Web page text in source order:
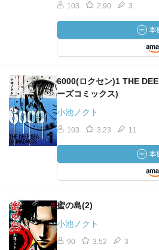
103 2.90 3
6000(ロクセン)1 THE
ーズコミックス)
小池ノクト
103 3.23 11
蜜の島(2)
小池ノクト
90 3.52 3